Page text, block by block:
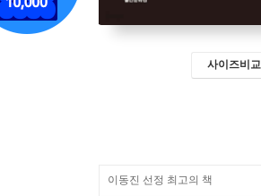
사이즈비교
이동진 선정 최고의 책